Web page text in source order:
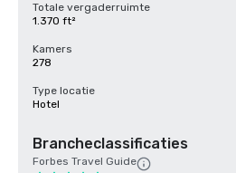
Totale vergaderruimte
1.370 ft²
Kamers
278
Type locatie
Hotel
Brancheclassificaties
Forbes Travel Guide